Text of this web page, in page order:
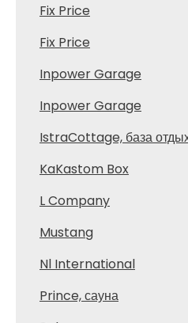
Fix Price
Fix Price
Inpower Garage
Inpower Garage
IstraCottage, база
KaKastom Box
L Company
Mustang
Nl International
Prince, сауна